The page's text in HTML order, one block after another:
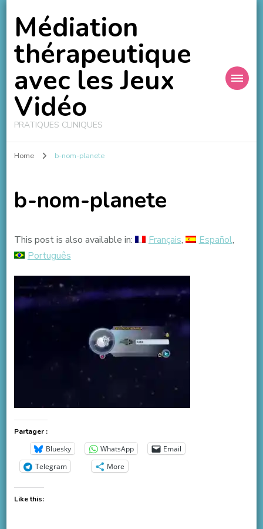
Médiation
thérapeutique
avec les Jeux
Vidéo
PRATIQUES CLINIQUES
Home b-nom-planete
b-nom-planete
This post is also available in: Français
Español
Português
Partager :
Bluesky WhatsApp
Email
Telegram
More
Like this: